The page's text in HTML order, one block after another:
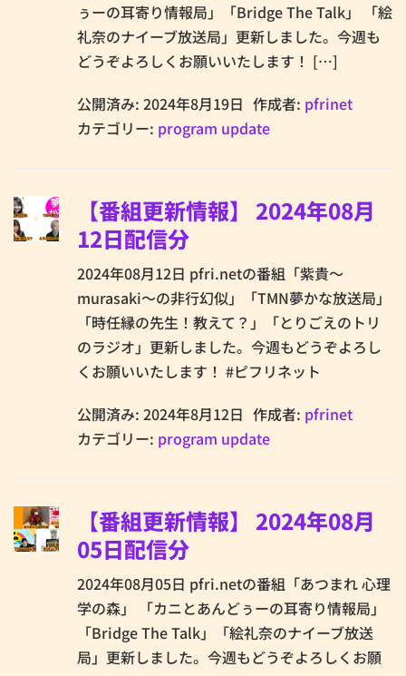
ぅーの耳寄り情報局」「Bridge The Talk」 「絵
礼奈のナイーブ放送局」更新しました。今週も
どうぞよろしくお願いいたします！ […]
公開済み: 2024年8月19日 作成者: pfrinet
カテゴリー: program update
【番組更新情報】 2024年08月
12日配信分
2024年08月12日 pfri.netの番組「紫貴～
murasaki～の非行幻似」「TMN夢かな放送局」
「時任縁の先生！教えて？」「とりごえのトリ
のラジオ」更新しました。今週もどうぞよろし
くお願いいたします！ #ピフリネット
公開済み: 2024年8月12日 作成者: pfrinet
カテゴリー: program update
【番組更新情報】 2024年08月
05日配信分
2024年08月05日 pfri.netの番組「あつまれ 心理
学の森」 「カニとあんどぅーの耳寄り情報局」
「Bridge The Talk」「絵礼奈のナイーブ放送
局」更新しました。今週もどうぞよろしくお願